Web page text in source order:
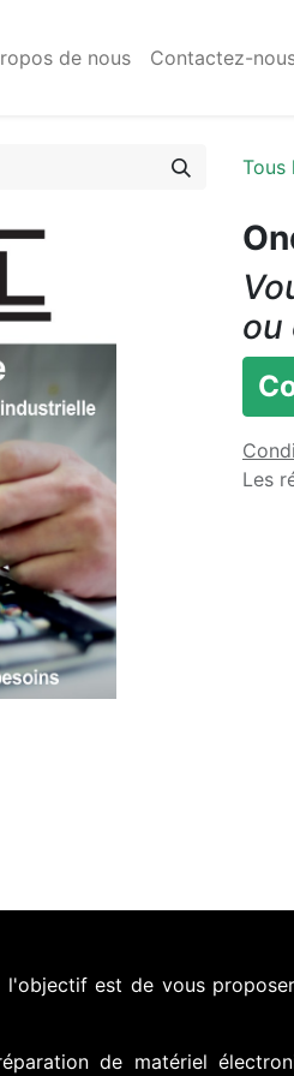
de nous Contactez-
Tous
ou
Les
est de vous
de matériel